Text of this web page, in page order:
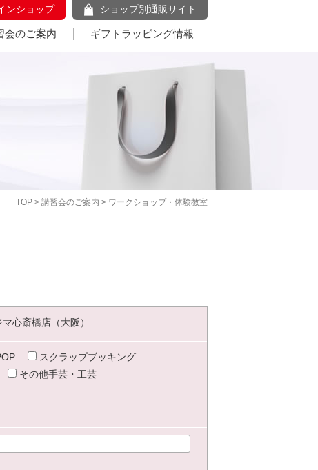
ンショップ ショップ別通販サイト
会のご案内 ギフトラッピング情報
TOP > 講習会のご案内 > ワークショップ・体験教室
心斎橋店（大阪）
スクラップブッキング
その他手芸・工芸